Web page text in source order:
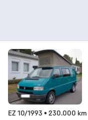
EZ 10/1993 • 230.000 km